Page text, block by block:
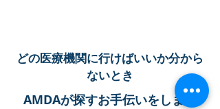
どの医療機関に行けばいいか分から
ないとき
AMDAが探すお手伝いをします